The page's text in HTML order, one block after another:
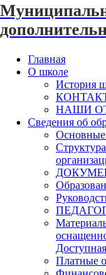
Главная
О школе
История
НАШИ
Сведения об
Основные
Платные